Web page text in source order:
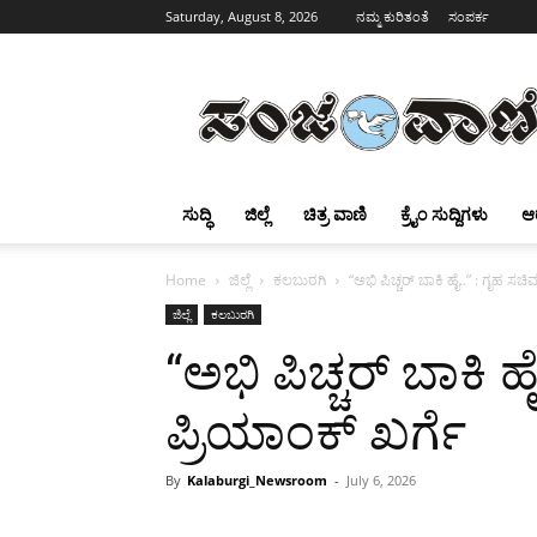
Saturday, August 8, 2026 ನಮ್ಮ ಕುರಿತಂತೆ ಸಂಪರ್ಕ
ಸುದ್ಧಿ ಜಿಲ್ಲೆ ಚಿತ್ರ ವಾಣಿ ಕ್ರೈಂ ಸುದ್ದಿಗಳು
Home ಜಿಲ್ಲೆ ಕಲಬುರಗಿ “ಅಭಿ ಪಿಚ್ಚರ್ ಬಾಕಿ ಹೈ..” : ಗೃಹ
ಜಿಲ್ಲೆ ಕಲಬುರಗಿ
“ಅಭಿ ಪಿಚ್ಚರ್ ಬಾಕಿ
ಪ್ರಿಯಾಂಕ್ ಖರ್ಗೆ
By Kalaburgi_Newsroom - July 6, 2026